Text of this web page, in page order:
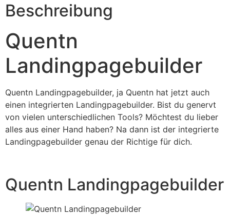
Beschreibung
Quentn
Landingpagebuilder
Quentn Landingpagebuilder, ja Quentn hat jetzt auch
einen integrierten Landingpagebuilder. Bist du genervt
von vielen unterschiedlichen Tools? Möchtest du lieber
alles aus einer Hand haben? Na dann ist der integrierte
Landingpagebuilder genau der Richtige für dich.
Quentn Landingpagebuilder